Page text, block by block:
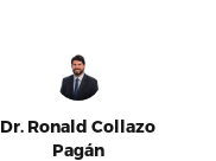
Dr. Ronald Collazo
Pagán